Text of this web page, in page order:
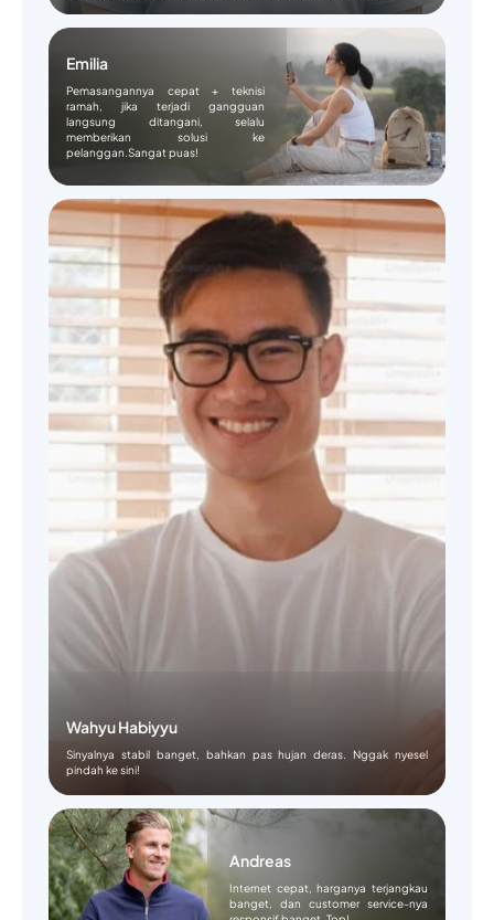
Emilia
Pemasangannya cepat + teknisi
ramah, jika terjadi gangguan
langsung ditangani, selalu
memberikan solusi ke
pelanggan.Sangat puas!
Wahyu Habiyyu
Sinyalnya stabil banget, bahkan pas hujan deras. Nggak nyesel
pindah ke sini!
Andreas
Internet cepat, harganya terjangkau
banget, dan customer service-nya